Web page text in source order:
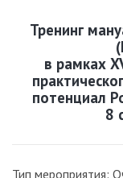
Тренинг
в рамках
потенциал
8
Тип мероприятия: